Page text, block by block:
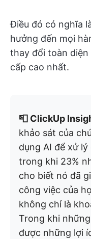
Điều đó có nghĩa
hưởng đến mọi
thay đổi toàn
cấp cao nhất.
📮 ClickUp
khảo sát của
dụng AI để xử
trong khi 23%
cho biết nó đã
công việc của
không chỉ là
Trong khi
được những lợi